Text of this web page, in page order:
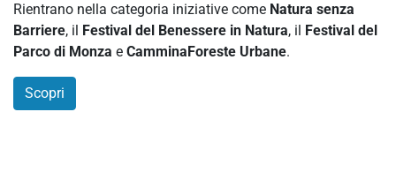
Rientrano nella categoria iniziative come Natura senza
Barriere, il Festival del Benessere in Natura, il Festival del
Parco di Monza e CamminaForeste Urbane.
Scopri